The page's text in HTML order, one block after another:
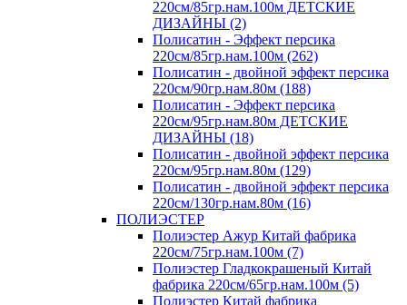
220см/85гр.нам.100м ДЕТСКИЕ
ДИЗАЙНЫ (2)
Полисатин - Эффект персика
220см/85гр.нам.100м (262)
Полисатин - двойной эффект персика
220см/90гр.нам.80м (188)
Полисатин - Эффект персика
220см/95гр.нам.80м ДЕТСКИЕ
ДИЗАЙНЫ (18)
Полисатин - двойной эффект персика
220см/95гр.нам.80м (129)
Полисатин - двойной эффект персика
220см/130гр.нам.80м (16)
ПОЛИЭСТЕР
Полиэстер Ажур Китай фабрика
220см/75гр.нам.100м (7)
Полиэстер Гладкокрашеный Китай
фабрика 220см/65гр.нам.100м (5)
Полиэстер Китай фабрика